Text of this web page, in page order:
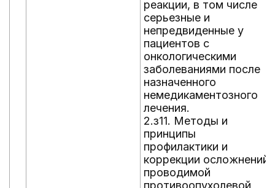
реакции, в том числе
серьезные и
непредвиденные у
пациентов с
онкологическими
заболеваниями после
назначенного
немедикаментозного
лечения.
2.з11. Методы и
принципы
профилактики и
коррекции осложнений
проводимой
противоопухолевой